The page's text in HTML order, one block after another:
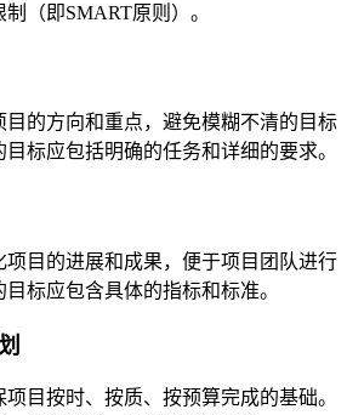
（即SMART原则）。
的方向和重点，避免模糊不清的目标
标应包括明确的任务和详细的要求。
目的进展和成果，便于项目团队进行
标应包含具体的指标和标准。
目按时、按质、按预算完成的基础。